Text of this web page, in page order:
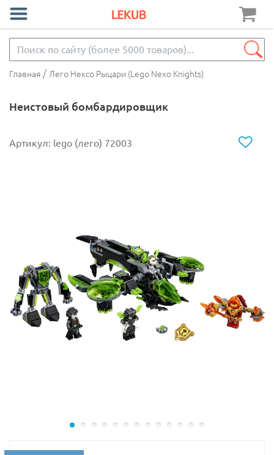
Главная / Лего Нексо Рыцари (Lego Nexo Knights)
Неистовый бомбардировщик
Артикул: lego (лего) 72003